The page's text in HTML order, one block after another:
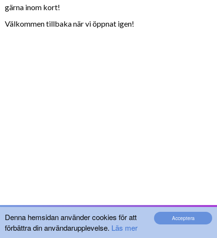
Acceptera
Denna hemsidan använder cookies för att
förbättra din användarupplevelse. Läs mer
gärna inom kort!
Välkommen tillbaka när vi öppnat igen!